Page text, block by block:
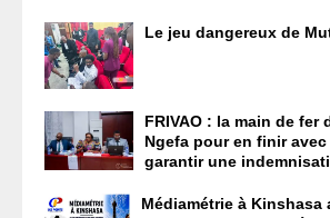
Le jeu dangereux de
FRIVAO : la main de fer
Ngefa pour en finir avec
garantir une
Médiamétrie à Kinshasa